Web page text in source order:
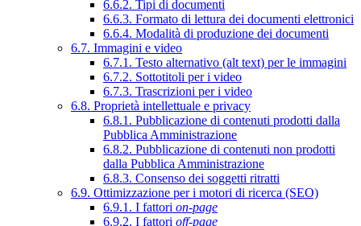
6.6.2. Tipi di documenti
6.6.3. Formato di lettura dei documenti elettronici
6.6.4. Modalità di produzione dei documenti
6.7. Immagini e video
6.7.1. Testo alternativo (alt text) per le immagini
6.7.2. Sottotitoli per i video
6.7.3. Trascrizioni per i video
6.8. Proprietà intellettuale e privacy
6.8.1. Pubblicazione di contenuti prodotti dalla
Pubblica Amministrazione
6.8.2. Pubblicazione di contenuti non prodotti
dalla Pubblica Amministrazione
6.8.3. Consenso dei soggetti ritratti
6.9. Ottimizzazione per i motori di ricerca (SEO)
6.9.1. I fattori on-page
6.9.2. I fattori off-page